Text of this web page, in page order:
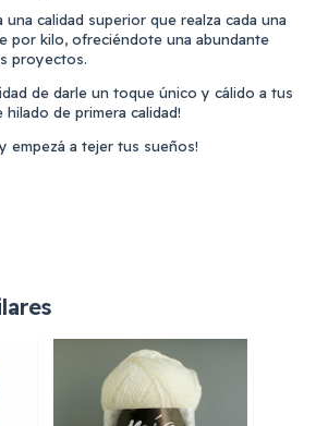
una calidad superior que realza cada una
por kilo, ofreciéndote una abundante
proyectos.
de darle un toque único y cálido a tus
de primera calidad!
empezá a tejer tus sueños!